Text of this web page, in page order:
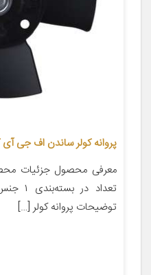
پروانه کولر ساندن اف جی آی کد 2000139 مناسب برای
معرفی محصول جزئیات
تعداد
توضیحات پروانه کولر […]